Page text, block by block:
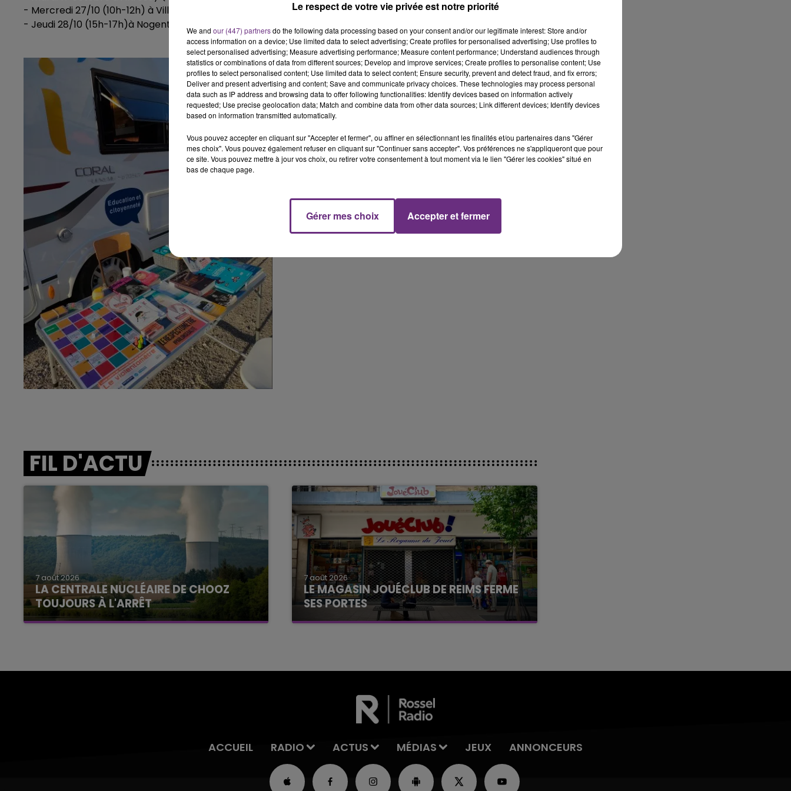
- Mercredi 27/10 (10h-12h) à Villegusien le Lac (parking de la mairie)
- Jeudi 28/10 (15h-17h)à Nogent (Parc Minel)
FIL D'ACTU
7 août 2026
LA CENTRALE NUCLÉAIRE DE CHOOZ
TOUJOURS À L'ARRÊT
Cela fait déjà une semaine que la centrale
7 août 2026
LE MAGASIN JOUÉCLUB DE REIMS FERME
SES PORTES
C'était l'une des institutions du centre-ville
ACCUEIL RADIO ACTUS MÉDIAS JEUX ANNONCEURS
Le respect de votre vie privée est notre priorité
We and our (447) partnersdo the following data processing based on your consent and/or our legitimate interest: Store and/or
access information on a device; Use limited data to select advertising; Create profiles for personalised advertising; Use profiles to
select personalised advertising; Measure advertising performance; Measure content performance; Understand audiences through
statistics or combinations of data from different sources; Develop and improve services; Create profiles to personalise content; Use
profiles to select personalised content; Use limited data to select content; Ensure security, prevent and detect fraud, and fix errors;
Deliver and present advertising and content; Save and communicate privacy choices. These technologies may process personal
data such as IP address and browsing data to offer following functionalities: Identify devices based on information actively
requested; Use precise geolocation data; Match and combine data from other data sources; Link different devices; Identify devices
based on information transmitted automatically.
Vous pouvez accepter en cliquant sur "Accepter et fermer", ou affiner en sélectionnant les finalités et/ou partenaires dans "Gérer
mes choix". Vous pouvez également refuser en cliquant sur "Continuer sans accepter". Vos préférences ne s'appliqueront que pour
ce site. Vous pouvez mettre à jour vos choix, ou retirer votre consentement à tout moment via le lien "Gérer les cookies" situé en
bas de chaque page.
Gérer mes choix Accepter et fermer